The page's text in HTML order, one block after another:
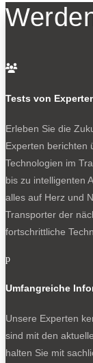

Tests von
Erleben Sie die
Experten berichten
Technologien im
bis zu intelligenten
alles auf Herz und
Transporter der
fortschrittliche
p
Umfangreiche
Unsere Experten
sind mit den
halten Sie mit